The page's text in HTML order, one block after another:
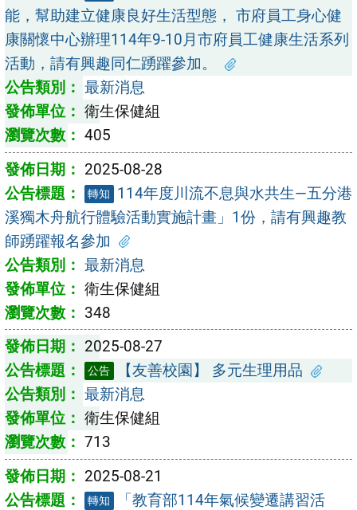
能，幫助建立健康良好生活型態， 市府員工身心健
康關懷中心辦理114年9-10月市府員工健康生活系列
活動，請有興趣同仁踴躍參加。
最新消息
衛生保健組
405
2025-08-28
轉知
114年度川流不息與水共生—五分港
溪獨木舟航行體驗活動實施計畫」1份，請有興趣教
師踴躍報名參加
最新消息
衛生保健組
348
2025-08-27
公告
【友善校園】 多元生理用品
最新消息
衛生保健組
713
2025-08-21
轉知
「教育部114年氣候變遷講習活